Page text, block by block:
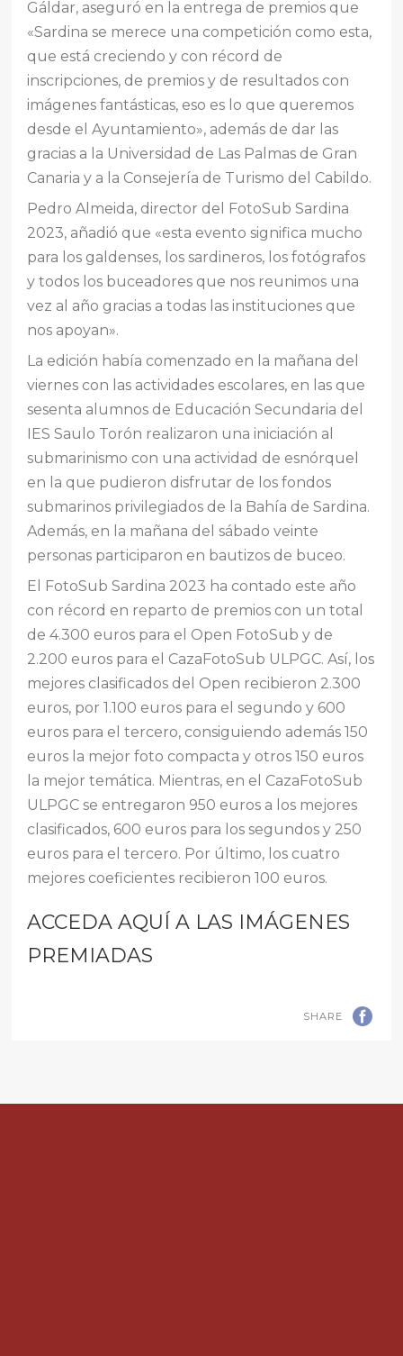
Gáldar, aseguró en la entrega de premios que
«Sardina se merece una competición como esta,
que está creciendo y con récord de
inscripciones, de premios y de resultados con
imágenes fantásticas, eso es lo que queremos
desde el Ayuntamiento», además de dar las
gracias a la Universidad de Las Palmas de Gran
Canaria y a la Consejería de Turismo del Cabildo.
Pedro Almeida, director del FotoSub Sardina
2023, añadió que «esta evento significa mucho
para los galdenses, los sardineros, los fotógrafos
y todos los buceadores que nos reunimos una
vez al año gracias a todas las instituciones que
nos apoyan».
La edición había comenzado en la mañana del
viernes con las actividades escolares, en las que
sesenta alumnos de Educación Secundaria del
IES Saulo Torón realizaron una iniciación al
submarinismo con una actividad de esnórquel
en la que pudieron disfrutar de los fondos
submarinos privilegiados de la Bahía de Sardina.
Además, en la mañana del sábado veinte
personas participaron en bautizos de buceo.
El FotoSub Sardina 2023 ha contado este año
con récord en reparto de premios con un total
de 4.300 euros para el Open FotoSub y de
2.200 euros para el CazaFotoSub ULPGC. Así, los
mejores clasificados del Open recibieron 2.300
euros, por 1.100 euros para el segundo y 600
euros para el tercero, consiguiendo además 150
euros la mejor foto compacta y otros 150 euros
la mejor temática. Mientras, en el CazaFotoSub
ULPGC se entregaron 950 euros a los mejores
clasificados, 600 euros para los segundos y 250
euros para el tercero. Por último, los cuatro
mejores coeficientes recibieron 100 euros.
ACCEDA AQUÍ A LAS IMÁGENES
PREMIADAS
SHARE